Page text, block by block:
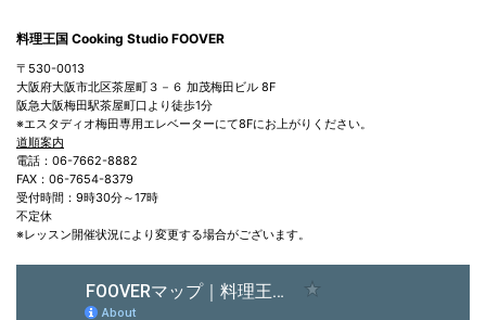
料理王国 Cooking Studio FOOVER
〒530-0013
大阪府大阪市北区茶屋町３－６ 加茂梅田ビル 8F
阪急大阪梅田駅茶屋町口より徒歩1分
※エスタディオ梅田専用エレベーターにて8Fにお上がりください。
道順案内
電話：06-7662-8882
FAX：06-7654-8379
受付時間：9時30分～17時
不定休
※レッスン開催状況により変更する場合がございます。